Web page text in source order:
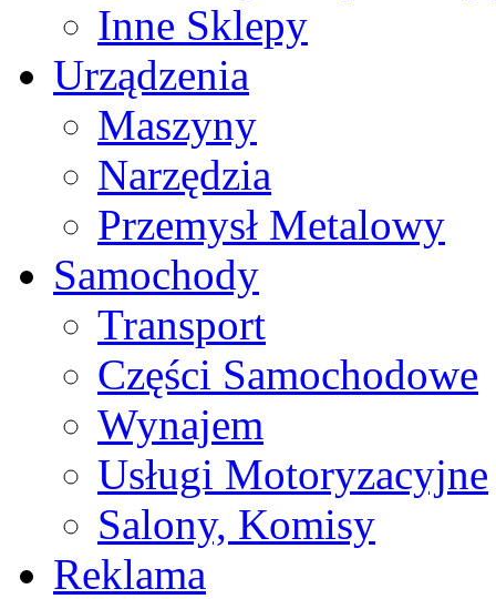
Inne Sklepy
Urządzenia
Maszyny
Narzędzia
Przemysł Metalowy
Samochody
Transport
Części Samochodowe
Wynajem
Usługi Motoryzacyjne
Salony, Komisy
Reklama